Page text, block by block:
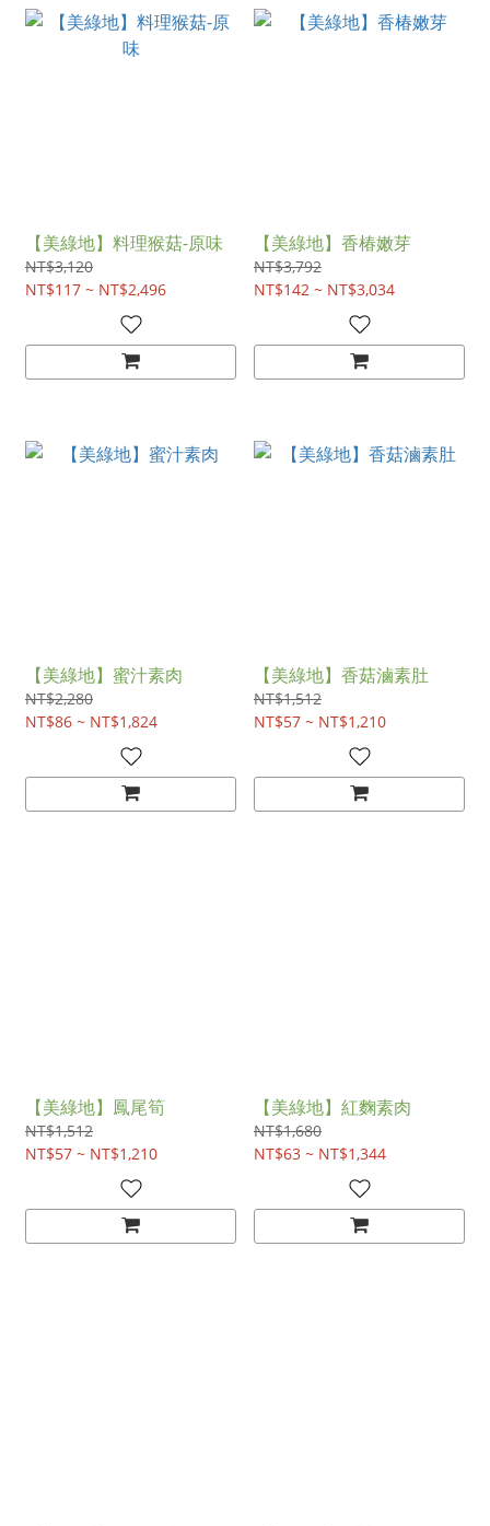
【美綠地】料理猴菇-原味
NT$3,120
NT$117 ~ NT$2,496
【美綠地】香椿嫩芽
NT$3,792
NT$142 ~ NT$3,034
【美綠地】蜜汁素肉
NT$2,280
NT$86 ~ NT$1,824
【美綠地】香菇滷素肚
NT$1,512
NT$57 ~ NT$1,210
【美綠地】鳳尾筍
NT$1,512
NT$57 ~ NT$1,210
【美綠地】紅麴素肉
NT$1,680
NT$63 ~ NT$1,344